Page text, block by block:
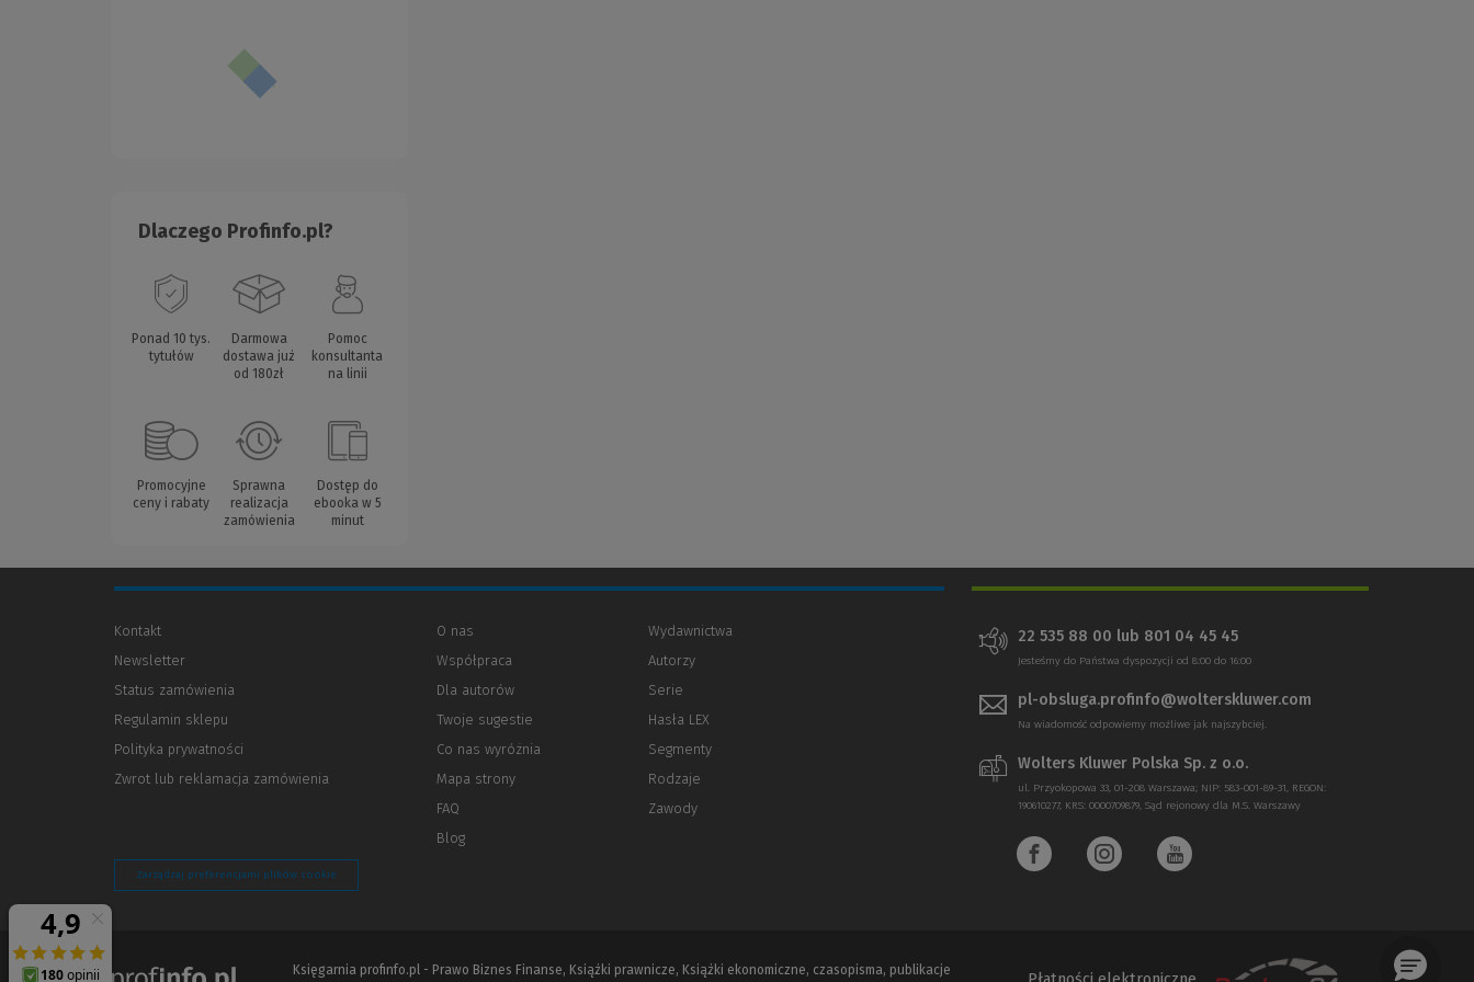
Dlaczego Profinfo.pl?
Ponad 10 tys.
tytułów
Darmowa
dostawa już
od 180zł
Pomoc
konsultanta
na linii
Promocyjne
ceny i rabaty
Sprawna
realizacja
zamówienia
Dostęp do
ebooka w 5
minut
Kontakt
Newsletter
Status zamówienia
Regulamin sklepu
Polityka prywatności
innej
Zwrot lub reklamacja zamówienia
O nas
Współpraca
Dla autorów
innej
strony)
Twoje sugestie
Co nas wyróżnia
Mapa strony
FAQ
Blog
Wydawnictwa
Autorzy
Serie
Hasła LEX
Segmenty
Rodzaje
Zawody
Zarządzaj preferencjami plików cookie
22 535 88 00 lub 801 04 45 45
Jesteśmy do Państwa dyspozycji od 8:00 do 16:00
pl-obsluga.profinfo@wolterskluwer.com
Na wiadomość odpowiemy możliwe jak najszybciej.
Wolters Kluwer Polska Sp. z o.o.
ul. Przyokopowa 33, 01-208 Warszawa; NIP: 583-001-89-31, REGON:
190610277, KRS: 0000709879, Sąd rejonowy dla M.S. Warszawy
Księgarnia profinfo.pl - Prawo Biznes Finanse, Książki prawnicze, Książki ekonomiczne, czasopisma, publikacje